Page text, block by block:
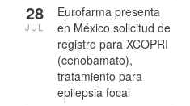
Eurofarma presenta
en México solicitud de
registro para XCOPRI
(cenobamato),
tratamiento para
epilepsia focal
28
JUL